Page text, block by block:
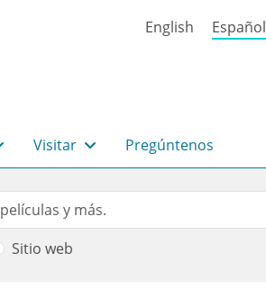
English Español
Visitar Pregúntenos
Sitio web